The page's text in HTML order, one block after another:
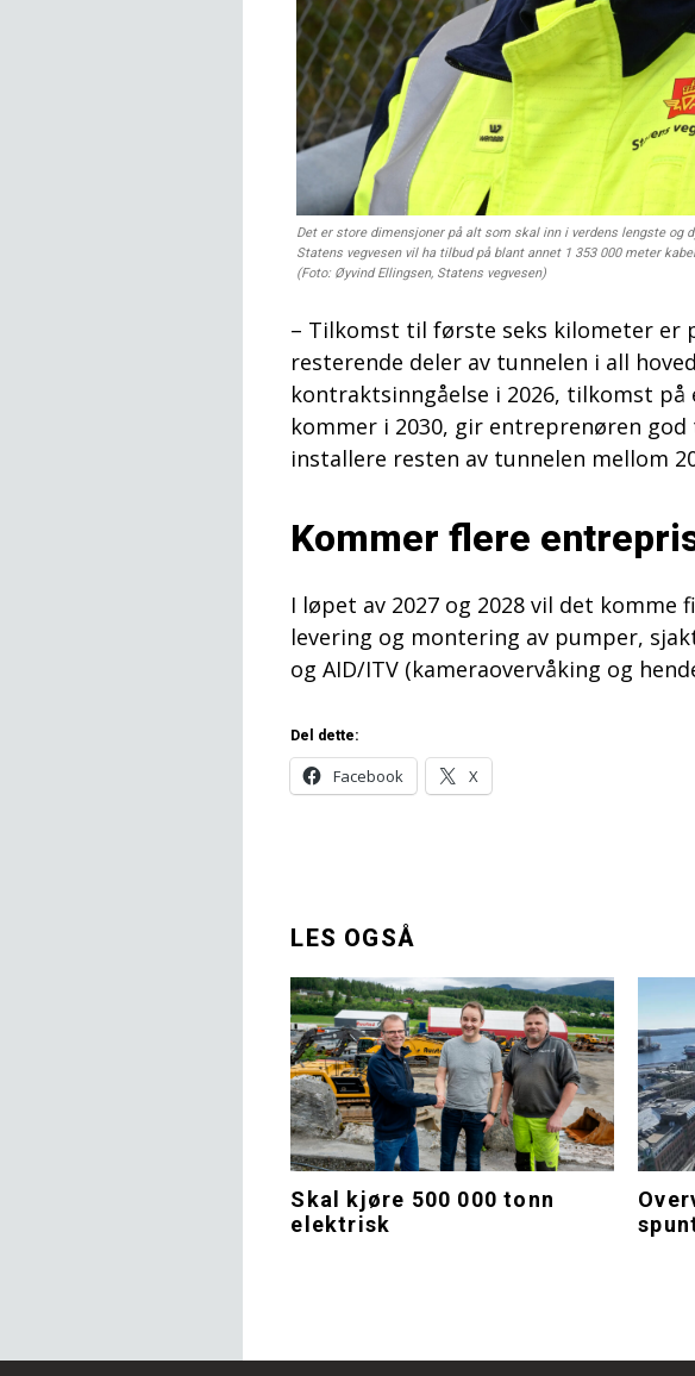
Det er store dimensjoner på alt som skal inn i verdens lengste og
Statens vegvesen vil ha tilbud på blant annet 1 353 000 meter
(Foto: Øyvind Ellingsen, Statens vegvesen)
– Tilkomst til første seks kilometer er
resterende deler av tunnelen i all
kontraktsinngåelse i 2026, tilkomst
kommer i 2030, gir entreprenøren
installere resten av tunnelen mellom
Kommer flere
I løpet av 2027 og 2028 vil det
levering og montering av pumper,
og AID/ITV (kameraovervåking og
Del dette:
Facebook X
LES OGSÅ
Skal kjøre 500 000 tonn
elektrisk